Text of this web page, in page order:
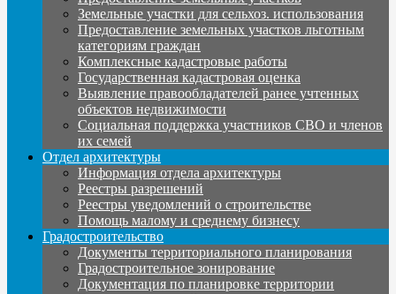
Земельные участки для сельхоз. использования
Предоставление земельных участков льготным
категориям граждан
Комплексные кадастровые работы
Государственная кадастровая оценка
Выявление правообладателей ранее учтенных
объектов недвижимости
Социальная поддержка участников СВО и членов
их семей
Отдел архитектуры
Информация отдела архитектуры
Реестры разрешений
Реестры уведомлений о строительстве
Помощь малому и среднему бизнесу
Градостроительство
Документы территориального планирования
Градостроительное зонирование
Документация по планировке территории